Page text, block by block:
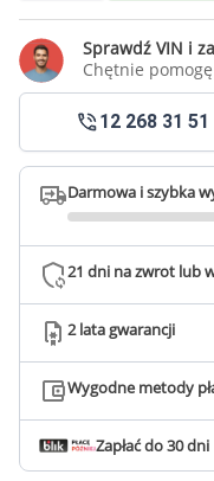
Sprawdź VIN i
Chętnie
12 268 31 51
Darmowa i szybka
21 dni na zwrot lub
2 lata gwarancji
Wygodne metody
Zapłać do 30 dni